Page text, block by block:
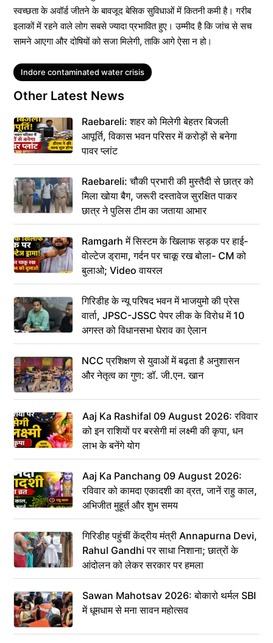
स्वच्छता के अवॉर्ड जीतने के बावजूद बेसिक सुविधाओं में कितनी कमी है। गरीब
इलाकों में रहने वाले लोग सबसे ज्यादा प्रभावित हुए। उम्मीद है कि जांच से सच
सामने आएगा और दोषियों को सजा मिलेगी, ताकि आगे ऐसा न हो।
Tags
Indore contaminated water crisis
Other Latest News
Raebareli: शहर को मिलेगी बेहतर बिजली
आपूर्ति, विकास भवन परिसर में करोड़ों से बनेगा
पावर प्लांट
Raebareli: चौकी प्रभारी की मुस्तैदी से छात्र को
मिला खोया बैग, जरूरी दस्तावेज सुरक्षित पाकर
छात्र ने पुलिस टीम का जताया आभार
Ramgarh में सिस्टम के खिलाफ सड़क पर हाई-
वोल्टेज ड्रामा, गर्दन पर चाकू रख बोला- CM को
बुलाओ; Video वायरल
गिरिडीह के न्यू परिषद भवन में भाजयुमो की प्रेस
वार्ता, JPSC-JSSC पेपर लीक के विरोध में 10
अगस्त को विधानसभा घेराव का ऐलान
NCC प्रशिक्षण से युवाओं में बढ़ता है अनुशासन
और नेतृत्व का गुण: डॉ. जी.एन. खान
Aaj Ka Rashifal 09 August 2026: रविवार
को इन राशियों पर बरसेगी मां लक्ष्मी की कृपा, धन
लाभ के बनेंगे योग
Aaj Ka Panchang 09 August 2026:
रविवार को कामदा एकादशी का व्रत, जानें राहु काल,
अभिजीत मुहूर्त और शुभ समय
गिरिडीह पहुंचीं केंद्रीय मंत्री Annapurna Devi,
Rahul Gandhi पर साधा निशाना; छात्रों के
आंदोलन को लेकर सरकार पर हमला
Sawan Mahotsav 2026: बोकारो थर्मल SBI
में धूमधाम से मना सावन महोत्सव